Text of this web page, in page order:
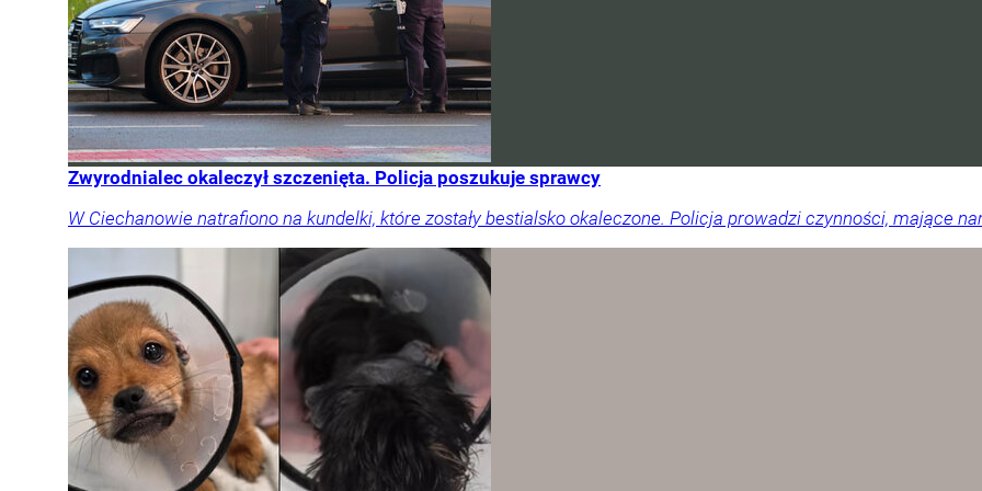
Zwyrodnialec okaleczył szczenięta. Policja poszukuje sprawcy
W Ciechanowie natrafiono na kundelki, które zostały bestialsko okaleczone. Policja prowadzi czynności, mające